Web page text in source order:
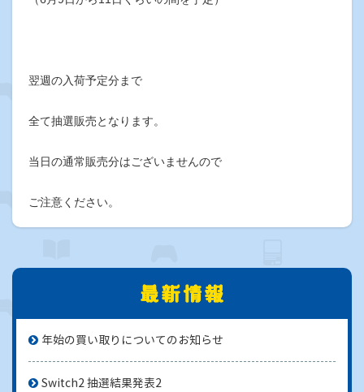
翌週の入荷予定分まで
全て抽選販売となります。
当日の通常販売分はございませんので
ご注意ください。
年始の買い取りについてのお知らせ
Switch2 抽選結果発表2